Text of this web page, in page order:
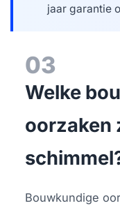
jaar garantie
03
Welke
oorzaken
Bouwkundige